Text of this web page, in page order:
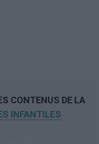
CONTENUS DE LA
INFANTILES